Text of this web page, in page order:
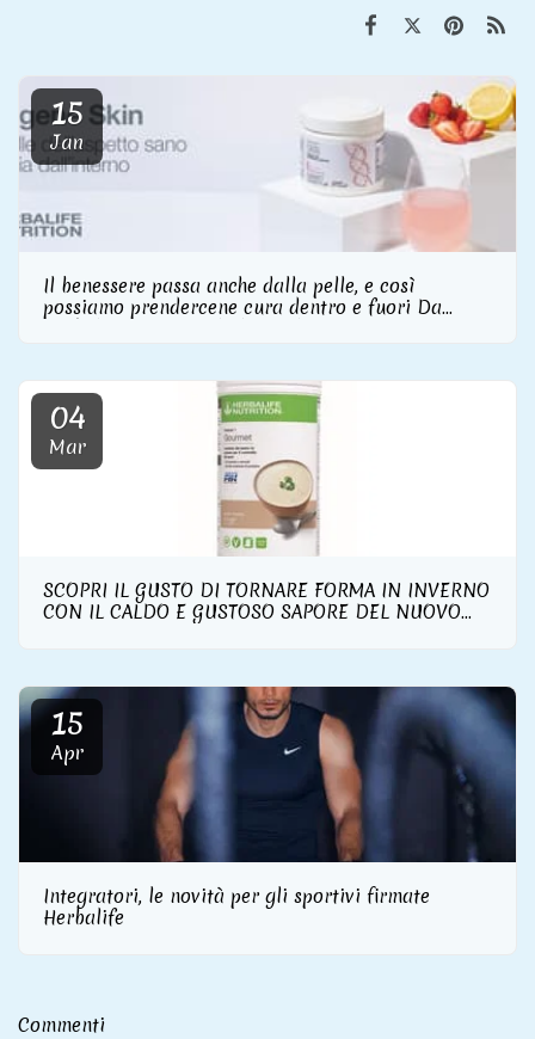
15
Jan
Il benessere passa anche dalla pelle, e così
possiamo prendercene cura dentro e fuori Da
04
Mar
SCOPRI IL GUSTO DI TORNARE FORMA IN INVERNO
CON IL CALDO E GUSTOSO SAPORE DEL NUOVO
15
Apr
Integratori, le novità per gli sportivi firmate
Herbalife
Commenti